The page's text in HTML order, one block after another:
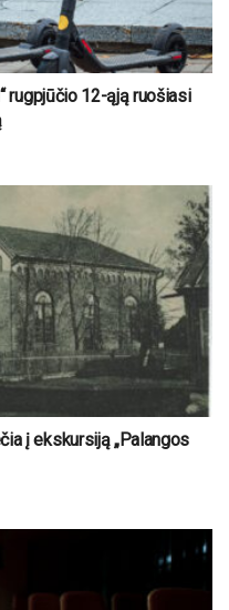
rugpjūčio 12-ąją ruošiasi
į ekskursiją „Palangos